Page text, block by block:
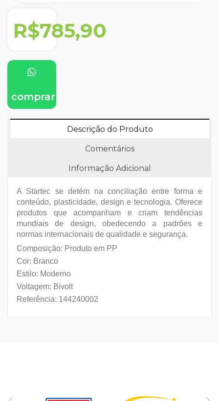
R$785,90
comprar
Descrição do Produto
Comentários
Informação Adicional
A Startec se detém na conciliação entre forma e
conteúdo, plasticidade, design e tecnologia. Oferece
produtos que acompanham e criam tendências
mundiais de design, obedecendo a padrões e
normas internacionais de qualidade e segurança.
Composição: Produto em PP
Cor: Branco
Estilo: Moderno
Voltagem: Bivolt
Referência: 144240002